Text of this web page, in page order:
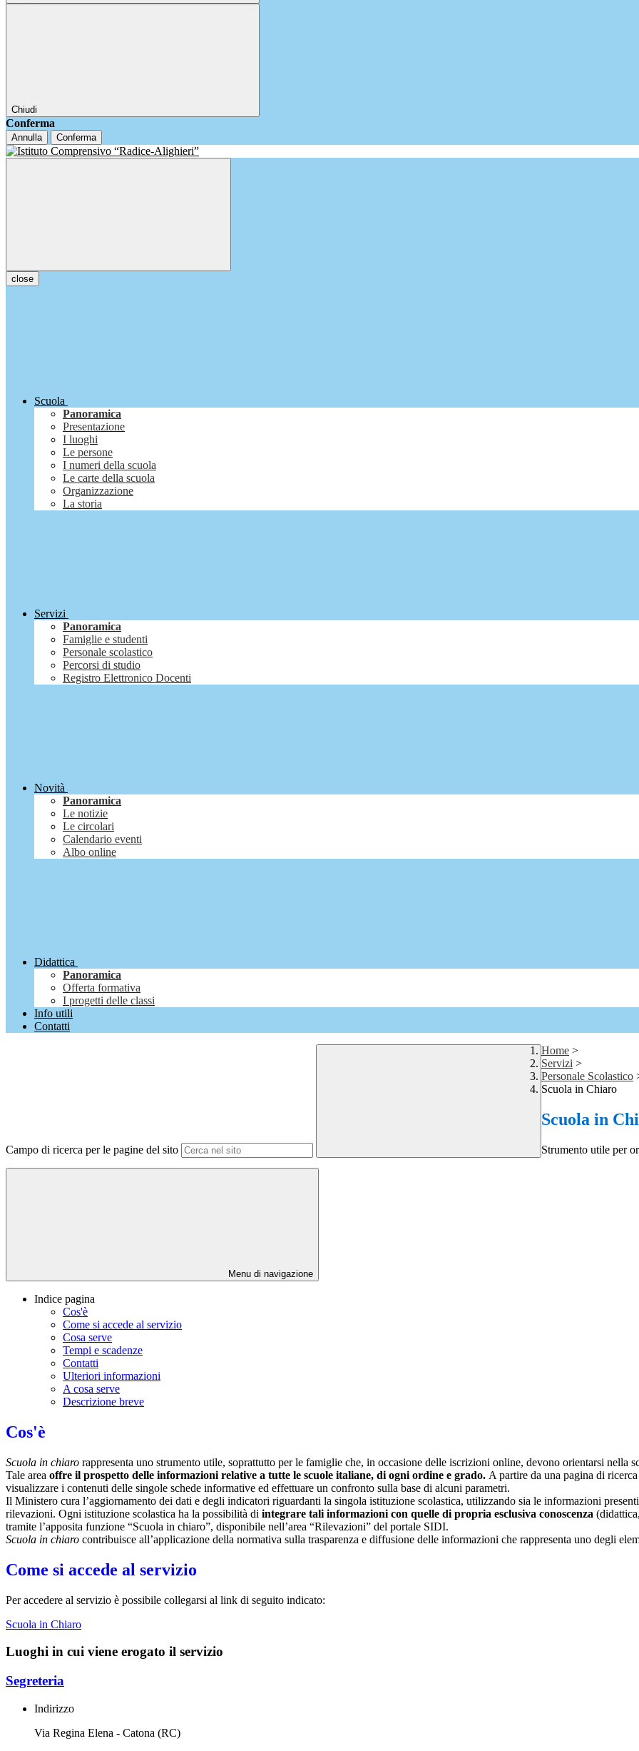
Chiudi
Conferma
Annulla Conferma
close
Scuola
Panoramica
Presentazione
I luoghi
Le persone
I numeri della scuola
Le carte della scuola
Organizzazione
La storia
Servizi
Panoramica
Famiglie e studenti
Personale scolastico
Percorsi di studio
Registro Elettronico Docenti
Novità
Panoramica
Le notizie
Le circolari
Calendario eventi
Albo online
Didattica
Panoramica
Offerta formativa
I progetti delle classi
Info utili
Contatti
Campo di ricerca per le pagine del sito
Home >
Servizi >
Personale Scolastico
Scuola in Chiaro
Scuola in
Strumento utile per
Menu di navigazione
Indice pagina
Cos'è
Come si accede al servizio
Cosa serve
Tempi e scadenze
Contatti
Ulteriori informazioni
A cosa serve
Descrizione breve
Cos'è
Scuola in chiaro rappresenta uno strumento utile, soprattutto per le famiglie che, in occasione delle iscrizioni online, devono orientarsi nella
Tale area offre il prospetto delle informazioni relative a tutte le scuole italiane, di ogni ordine e grado. A partire da una pagina di
visualizzare i contenuti delle singole schede informative ed effettuare un confronto sulla base di alcuni parametri.
Il Ministero cura l’aggiornamento dei dati e degli indicatori riguardanti la singola istituzione scolastica, utilizzando sia le informazioni
rilevazioni. Ogni istituzione scolastica ha la possibilità di integrare tali informazioni con quelle di propria esclusiva conoscenza
tramite l’apposita funzione “Scuola in chiaro”, disponibile nell’area “Rilevazioni” del portale SIDI.
Scuola in chiaro contribuisce all’applicazione della normativa sulla trasparenza e diffusione delle informazioni che rappresenta uno degli
Come si accede al servizio
Per accedere al servizio è possibile collegarsi al link di seguito indicato:
Scuola in Chiaro
Luoghi in cui viene erogato il servizio
Segreteria
Indirizzo
Via Regina Elena - Catona (RC)